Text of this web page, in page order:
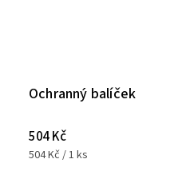
Ochranný balíček
504 Kč
504 Kč / 1 ks